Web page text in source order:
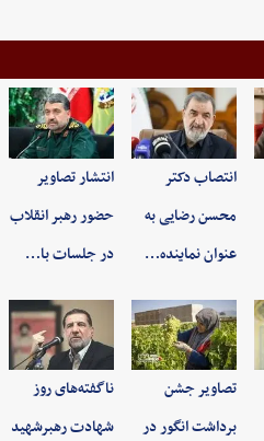
انتصاب دکتر
محسن رضایی به
عنوان نماینده…
انتشار تصاویر
حضور رهبر انقلاب
در جلسات با…
تصاویر جشن
برداشت انگور در
ناگفته‌های روز
شهادت رهبرشهید